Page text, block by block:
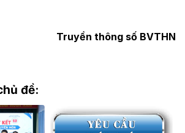
Truyền thông số BVTHN
đề: